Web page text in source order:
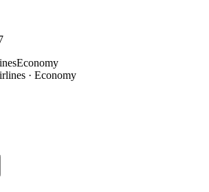
Economy
· Economy